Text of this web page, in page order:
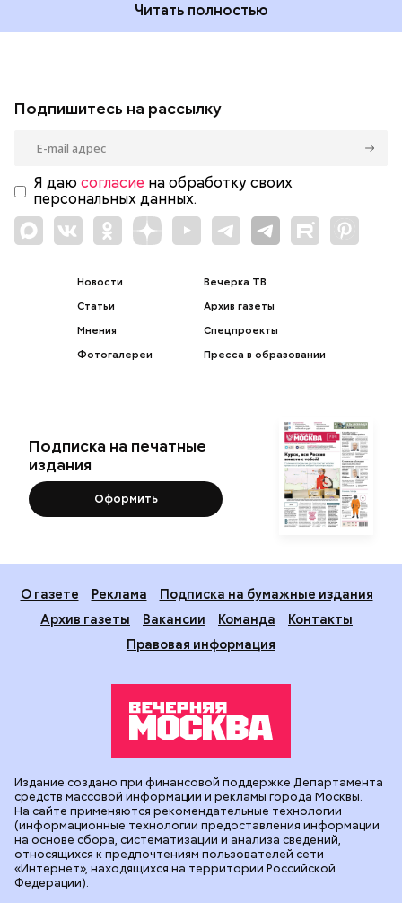
Читать полностью
Подпишитесь на рассылку
Я даю согласие на обработку своих
персональных данных.
Новости
Статьи
Мнения
Фотогалереи
Вечерка ТВ
Архив газеты
Спецпроекты
Пресса в образовании
Подписка на печатные
издания
Оформить
О газете Реклама
Подписка на бумажные издания
Архив газеты
Вакансии Команда
Контакты
Правовая информация
Издание создано при финансовой поддержке Департамента
средств массовой информации и рекламы города Москвы.
На сайте применяются рекомендательные технологии
(информационные технологии предоставления информации
на основе сбора, систематизации и анализа сведений,
относящихся к предпочтениям пользователей сети
«Интернет», находящихся на территории Российской
Федерации).